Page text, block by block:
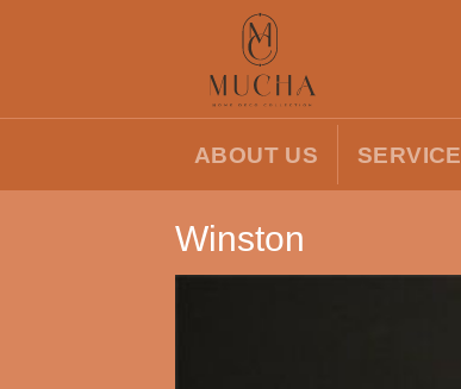
ABOUT US SERVICE
Winston